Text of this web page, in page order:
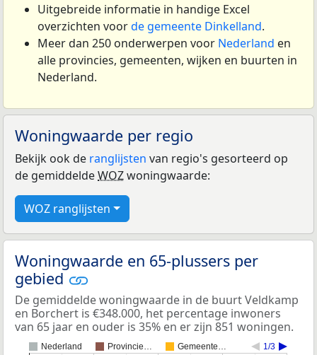
Uitgebreide informatie in handige Excel
overzichten voorde gemeente Dinkelland.
Meer dan 250 onderwerpen voor Nederland en
alle provincies, gemeenten, wijken en buurten in
Nederland.
Woningwaarde per regio
Bekijk ook de ranglijsten van regio's gesorteerd op
de gemiddeldeWOZwoningwaarde:
WOZ ranglijsten
Woningwaarde en 65-plussers per
gebied
De gemiddelde woningwaarde in de buurt Veldkamp
en Borchert is €348.000, het percentage inwoners
van 65 jaar en ouder is 35% en er zijn 851 woningen.
Nederland Provincie… Gemeente… 1/3